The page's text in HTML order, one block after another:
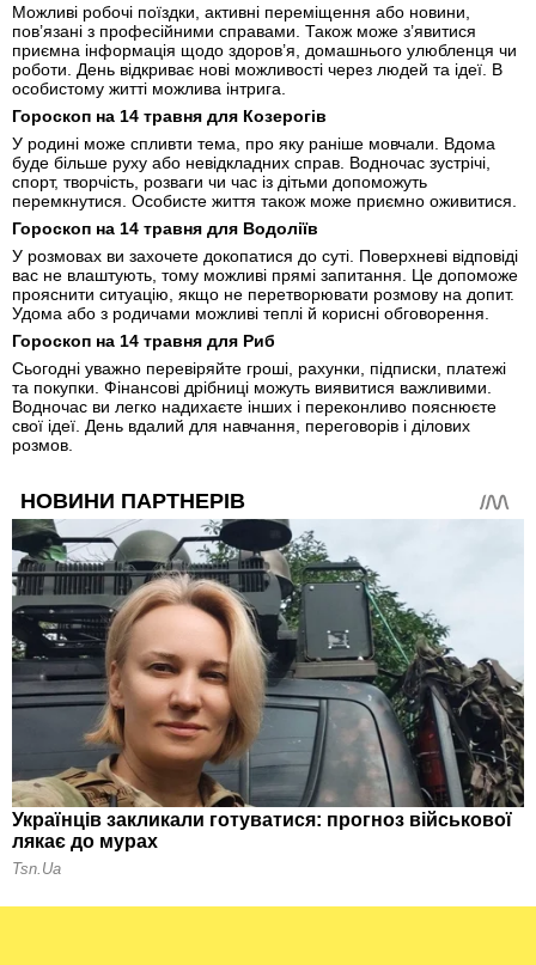
Можливі робочі поїздки, активні переміщення або новини,
пов’язані з професійними справами. Також може з’явитися
приємна інформація щодо здоров’я, домашнього улюбленця чи
роботи. День відкриває нові можливості через людей та ідеї. В
особистому житті можлива інтрига.
Гороскоп на 14 травня для Козерогів
У родині може спливти тема, про яку раніше мовчали. Вдома
буде більше руху або невідкладних справ. Водночас зустрічі,
спорт, творчість, розваги чи час із дітьми допоможуть
перемкнутися. Особисте життя також може приємно оживитися.
Гороскоп на 14 травня для Водоліїв
У розмовах ви захочете докопатися до суті. Поверхневі відповіді
вас не влаштують, тому можливі прямі запитання. Це допоможе
прояснити ситуацію, якщо не перетворювати розмову на допит.
Удома або з родичами можливі теплі й корисні обговорення.
Гороскоп на 14 травня для Риб
Сьогодні уважно перевіряйте гроші, рахунки, підписки, платежі
та покупки. Фінансові дрібниці можуть виявитися важливими.
Водночас ви легко надихаєте інших і переконливо пояснюєте
свої ідеї. День вдалий для навчання, переговорів і ділових
розмов.